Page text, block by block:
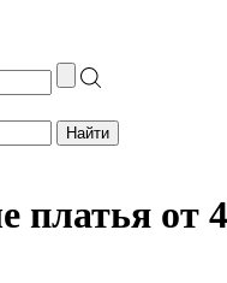
платья от